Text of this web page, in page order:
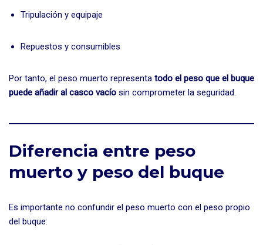
Tripulación y equipaje
Repuestos y consumibles
Por tanto, el peso muerto representa todo el peso que el buque
puede añadir al casco vacío sin comprometer la seguridad.
Diferencia entre peso
muerto y peso del buque
Es importante no confundir el peso muerto con el peso propio
del buque: